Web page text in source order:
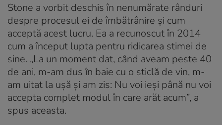
Stone a vorbit deschis în nenumărate rânduri
despre procesul ei de îmbătrânire și cum
acceptă acest lucru. Ea a recunoscut în 2014
cum a început lupta pentru ridicarea stimei de
sine. „La un moment dat, când aveam peste 40
de ani, m-am dus în baie cu o sticlă de vin, m-
am uitat la ușă și am zis: Nu voi ieși până nu voi
accepta complet modul în care arăt acum”, a
spus aceasta.